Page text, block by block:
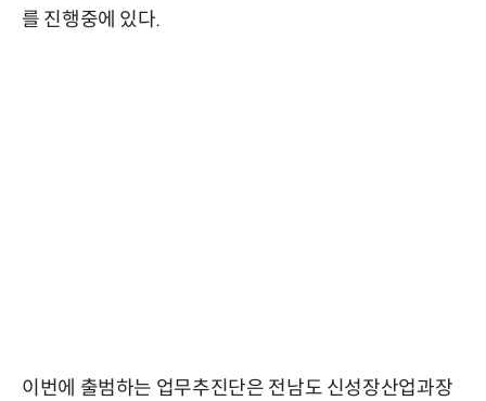
를 진행중에 있다.
이번에 출범하는 업무추진단은 전남도 신성장산업과장